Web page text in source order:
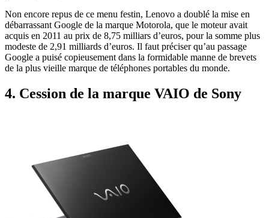
Non encore repus de ce menu festin, Lenovo a doublé la mise en
débarrassant Google de la marque Motorola, que le moteur avait
acquis en 2011 au prix de 8,75 milliars d’euros, pour la somme plus
modeste de 2,91 milliards d’euros. Il faut préciser qu’au passage
Google a puisé copieusement dans la formidable manne de brevets
de la plus vieille marque de téléphones portables du monde.
4. Cession de la marque VAIO de Sony